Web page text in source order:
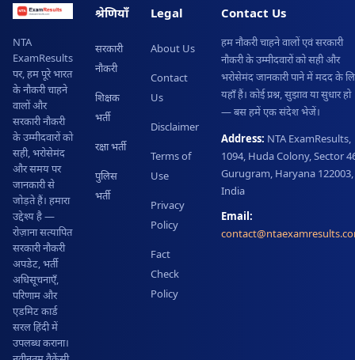
NTA
ExamResults
पर, हम पूरे भारत
के नौकरी चाहने
वालों और
सरकारी नौकरी
के उम्मीदवारों को
सही, भरोसेमंद
और समय पर
जानकारी से
जोड़ते हैं। हमारा
उद्देश्य है —
रोज़ाना सत्यापित
सरकारी नौकरी
अपडेट, भर्ती
अधिसूचनाएँ,
परिणाम और
एडमिट कार्ड
सरल हिंदी में
उपलब्ध कराना।
श्रेणियाँ
सरकारी
नौकरी
शिक्षक
भर्ती
रक्षा भर्ती
पुलिस
भर्ती
Legal
About Us
Contact
Us
Disclaimer
Terms of
Use
Privacy
Policy
Fact
Check
Policy
Contact Us
हम नौकरी चाहने वालों एवं सरकारी
नौकरी के उम्मीदवारों को सही और
भरोसेमंद जानकारी पाने में मदद के
यहाँ हैं। कोई प्रश्न, सुझाव या सुधार हो
— बस हमें एक संदेश भेजें।
Address: NTA ExamResults,
1094, Huda Colony, Sector
Gurugram, Haryana 122003,
India
Email: